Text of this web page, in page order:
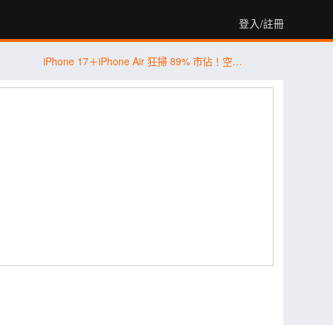
登入/註冊
iPhone 17＋iPhone Air 狂掃 89% 市佔！空機價跳水 9,410 元引爆尾盤買氣